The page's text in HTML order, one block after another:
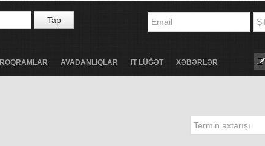
Tap
AVADANLIQLAR IT LÜĞƏT XƏBƏRLƏR